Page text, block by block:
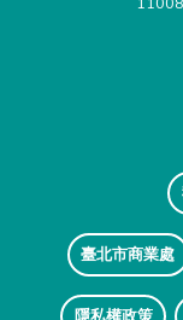
臺北市商業處